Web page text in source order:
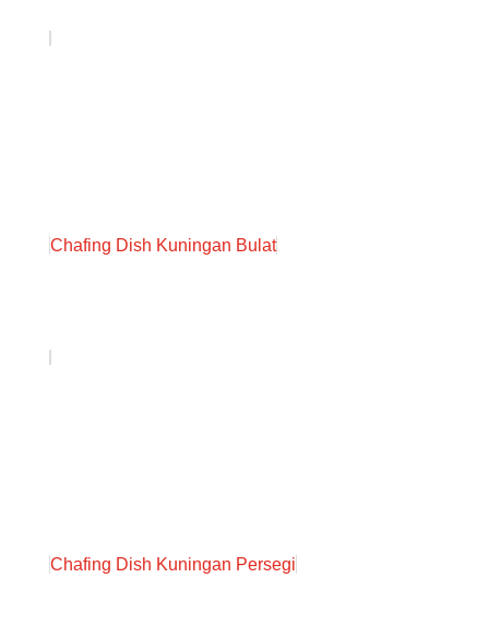
Chafing Dish Kuningan Bulat
Chafing Dish Kuningan Persegi